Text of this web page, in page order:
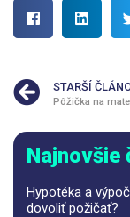
STARŠÍ
Najnovšie
Hypotéka a
dovoliť požičať?